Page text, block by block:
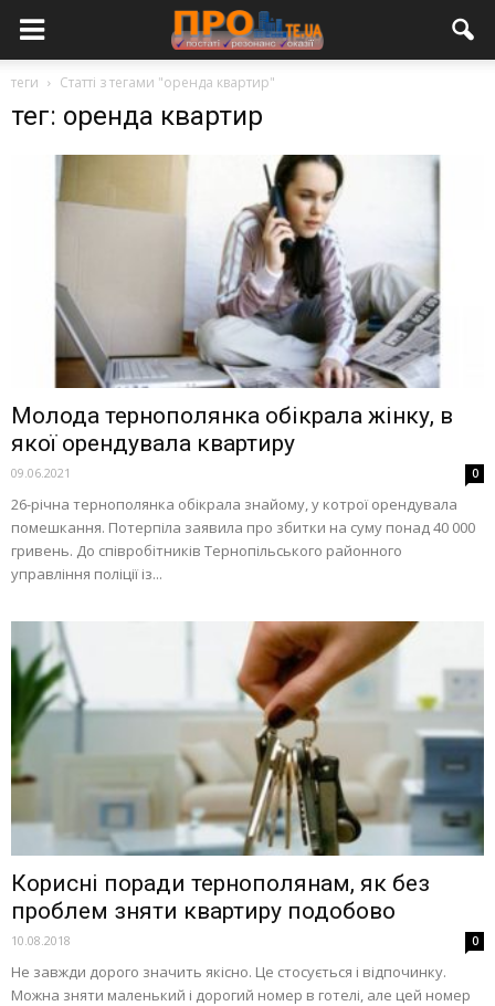
теги Статті з тегами "оренда квартир"
тег: оренда квартир
Молода тернополянка обікрала жінку, в
якої орендувала квартиру
09.06.2021 0
26-річна тернополянка обікрала знайому, у котрої орендувала
помешкання. Потерпіла заявила про збитки на суму понад 40 000
гривень. До співробітників Тернопільського районного
управління поліції із...
Корисні поради тернополянам, як без
проблем зняти квартиру подобово
10.08.2018 0
Не завжди дорого значить якісно. Це стосується і відпочинку.
Можна зняти маленький і дорогий номер в готелі, але цей номер